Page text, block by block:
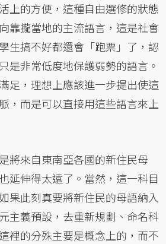
上的方便，這種自由選修的狀態
靠攏當地的主流語言，這是社會
生搞不好都還會「跑票」了，認
是非常低度地保護弱勢的語言。
足，理想上應該進一步提出使這
而是可以直接用這些語言來上
將來自東南亞各國的新住民母
伸得太遠了。當然，這一科目
果此刻真要將新住民的母語納入
主義預設，去重新規劃、命名科
裡的分殊主要是概念上的，而不